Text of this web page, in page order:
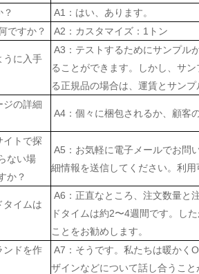
A1：はい、あります。
ですか？
A2：カスタマイズ：1トン
うに入手
A3：テストするためにサンプル
ることができます。しかし、サ
る正規品の場合は、運賃とサン
ジの詳細
A4：個々に梱包されるか、顧客
イトで探
ない場
か？
A5：お気軽に電子メールでお問
細情報を送信してください。利
タイムは
A6：正直なところ、注文数量と
ドタイムは約2〜4週間です。し
ことをお勧めします。
ンドを作
A7：そうです。私たちは暖かく
ザインなどについて話し合うこと